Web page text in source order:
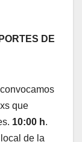
DE
que
10:00 h.
de la